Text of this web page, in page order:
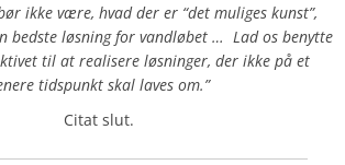
ikke være, hvad der er “det muliges kunst”,
bedste løsning for vandløbet … Lad os benytte
til at realisere løsninger, der ikke på et
tidspunkt skal laves om.”
Citat slut.